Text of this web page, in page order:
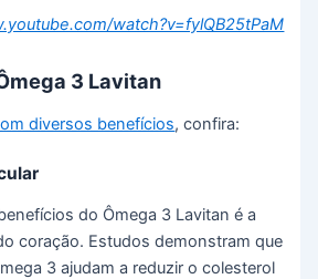
watch?v=fylQB25tPaM
3 Lavitan
diversos benefícios, confira:
do Ômega 3 Lavitan é a
coração. Estudos demonstram que
3 ajudam a reduzir o colesterol